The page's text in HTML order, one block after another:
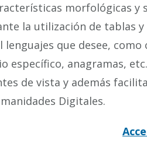
morfológicas y
la utilización de tablas y
que desee, como
específico, anagramas,
de vista y además
Digitales.